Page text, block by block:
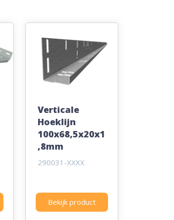
Verticale
Hoeklijn
100x68,5x20x1
,8mm
290031-XXXX
Bekijk product